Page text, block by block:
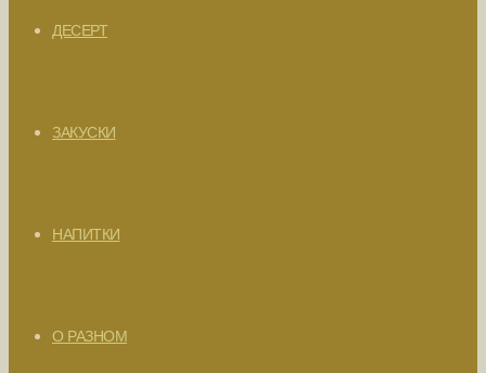
ДЕСЕРТ
ЗАКУСКИ
НАПИТКИ
О РАЗНОМ